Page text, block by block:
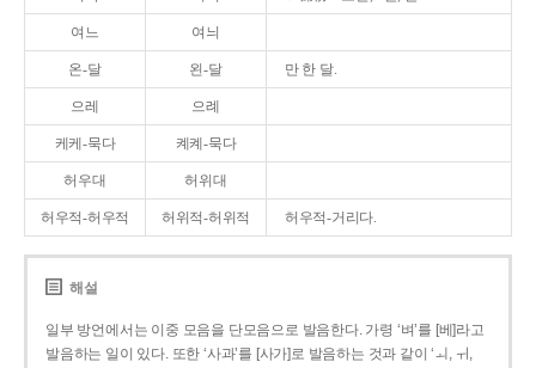
여느 여늬
온-달 왼-달 만 한 달.
으레 으례
케케-묵다 켸켸-묵다
허우대 허위대
허우적-허우적 허위적-허위적 허우적-거리다.
해설
일부 방언에서는 이중 모음을 단모음으로 발음한다. 가령 ‘벼’를 [베]라고
발음하는 일이 있다. 또한 ‘사과’를 [사가]로 발음하는 것과 같이 ‘ㅚ, ㅟ,